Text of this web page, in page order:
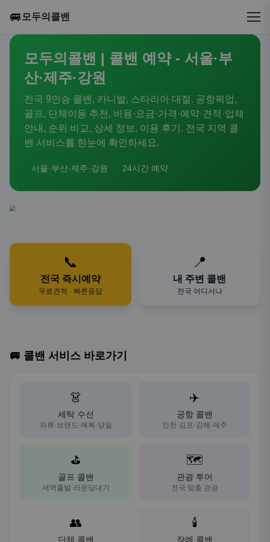
🚐 모두의콜밴
모두의콜밴 | 콜밴 예약 - 서울·부
산·제주·강원
전국 9인승 콜밴, 카니발, 스타리아 대절. 공항픽업,
골프, 단체이동 추천, 비용·요금·가격·예약·견적·업체
안내, 순위 비교, 상세 정보, 이용 후기. 전국 지역 콜
밴 서비스를 한눈에 확인하세요.
서울·부산·제주·강원 24시간 예약
📞
전국 즉시예약
무료견적 · 빠른응답
📍
내 주변 콜밴
전국 어디서나
🚐 콜밴 서비스 바로가기
👗
세탁 수선
의류·브랜드·예복·당일
✈️
공항 콜밴
인천·김포·김해·제주
⛳
골프 콜밴
새벽출발·라운딩대기
🗺️
관광 투어
전국 맞춤 관광
👥
단체 콜밴
🕯️
장례 콜밴